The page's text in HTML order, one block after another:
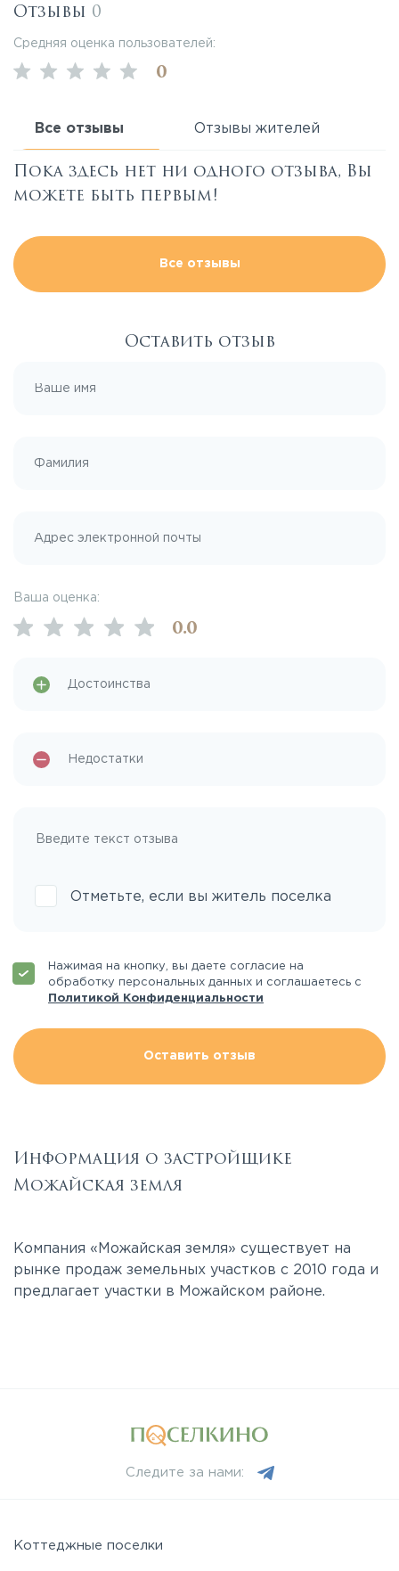
Отзывы 0
Средняя оценка пользователей:
0
Все отзывы Отзывы жителей
Пока здесь нет ни одного отзыва, Вы
можете быть первым!
Все отзывы
Оставить отзыв
Ваша оценка:
0.0
Отметьте, если вы житель поселка
Нажимая на кнопку, вы даете согласие на
обработку персональных данных и соглашаетесь с
Политикой Конфиденциальности
Оставить отзыв
Информация о застройщике
Можайская земля
Компания «Можайская земля» существует на
рынке продаж земельных участков с 2010 года и
предлагает участки в Можайском районе.
Следите за нами:
Коттеджные поселки